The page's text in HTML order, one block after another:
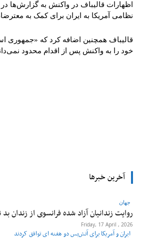
اظهارات قالیباف در واکنش به گزارش‌ها
نظامی آمریکا به ایران برای کمک به
قالیباف همچنین اضافه کرد که «جمهوری
خود را به واکنش پس از اقدام محدود
آخرین خبرها
جهان
روایت زندانیان آزاد شده فرانسوی از زندان ‌بد
Friday, 17 April , 2026
ایران و آمریکا برای آتش‌بس دو هفته‌ ای توافق کردند